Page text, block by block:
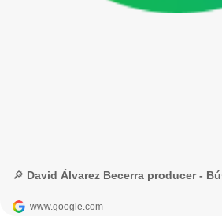
🔎 David Álvarez Becerra producer -
www.google.com